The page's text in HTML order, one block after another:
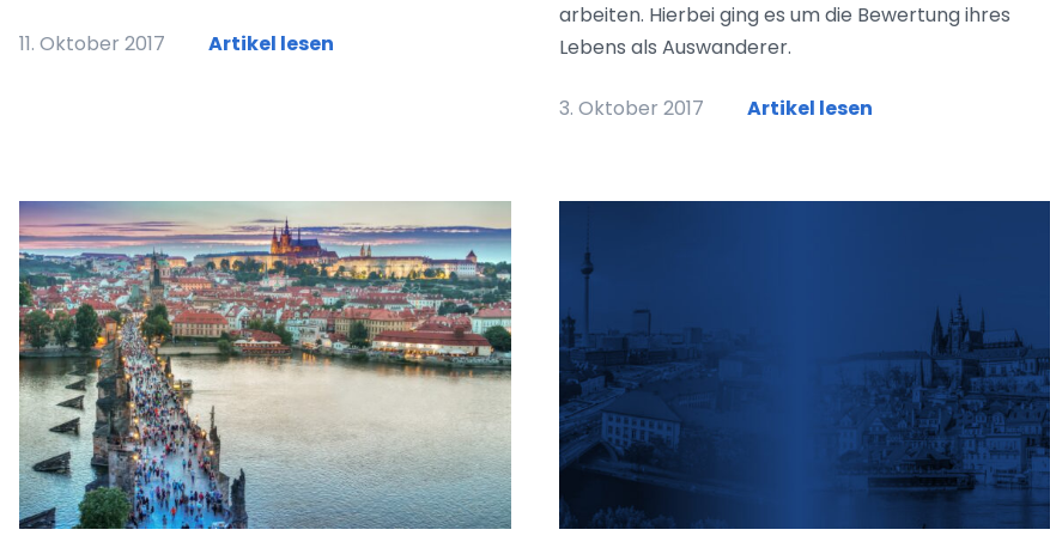
11. Oktober 2017 Artikel lesen
arbeiten. Hierbei ging es um die Bewertung ihres
Lebens als Auswanderer.
3. Oktober 2017 Artikel lesen